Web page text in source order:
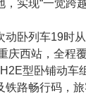
实现“一觉跨
动卧列车19时
庆西站，全程
型卧铺动车
铁路畅行码，